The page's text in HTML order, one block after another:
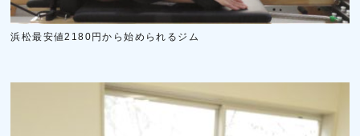
浜松最安値2180円から始められるジム